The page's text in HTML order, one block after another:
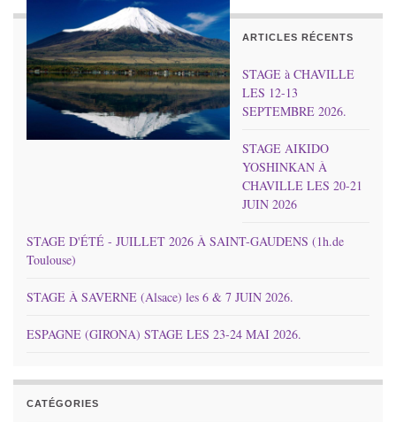
ARTICLES RÉCENTS
STAGE à CHAVILLE
LES 12-13
SEPTEMBRE 2026.
STAGE AIKIDO
YOSHINKAN À
CHAVILLE LES 20-21
JUIN 2026
STAGE D'ÉTÉ - JUILLET 2026 À SAINT-GAUDENS (1h.de
Toulouse)
STAGE À SAVERNE (Alsace) les 6 & 7 JUIN 2026.
ESPAGNE (GIRONA) STAGE LES 23-24 MAI 2026.
CATÉGORIES